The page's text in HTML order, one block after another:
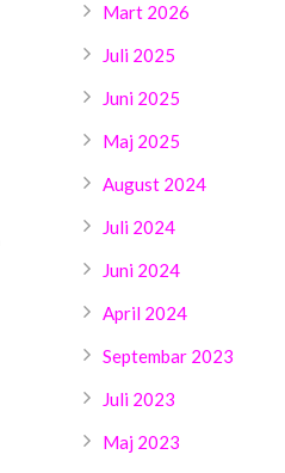
Mart 2026
Juli 2025
Juni 2025
Maj 2025
August 2024
Juli 2024
Juni 2024
April 2024
Septembar 2023
Juli 2023
Maj 2023